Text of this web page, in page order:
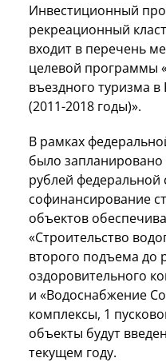
Инвестиционный
рекреационный
входит в перечень
целевой программы
въездного туризма
(2011-2018 годы)».
В рамках
было
рублей федеральной
софинансирование
объектов
«Строительство
второго подъема до
оздоровительного
и «Водоснабжение
комплексы, 1
объекты будут
текущем году.